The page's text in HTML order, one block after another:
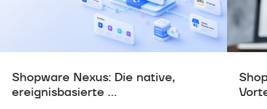
Shopware Nexus: Die native,
ereignisbasierte ...